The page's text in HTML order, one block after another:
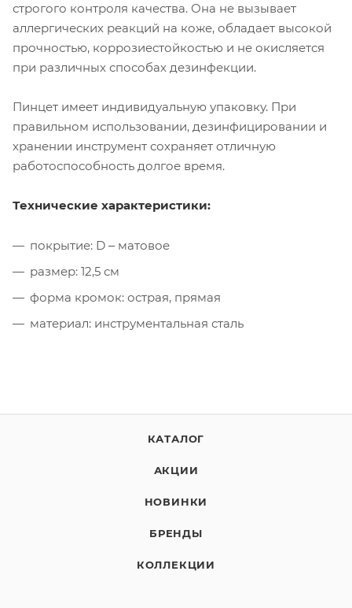
строгого контроля качества. Она не вызывает
аллергических реакций на коже, обладает высокой
прочностью, коррозиестойкостью и не окисляется
при различных способах дезинфекции.
Пинцет имеет индивидуальную упаковку. При
правильном использовании, дезинфицировании и
хранении инструмент сохраняет отличную
работоспособность долгое время.
Технические характеристики:
покрытие: D ‒ матовое
размер: 12,5 см
форма кромок: острая, прямая
материал: инструментальная сталь
КАТАЛОГ
АКЦИИ
НОВИНКИ
БРЕНДЫ
КОЛЛЕКЦИИ